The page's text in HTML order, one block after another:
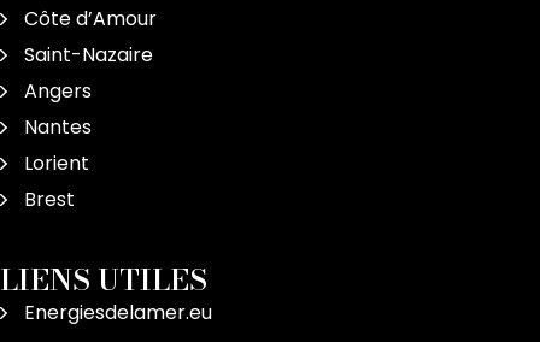
Côte d’Amour
Saint-Nazaire
Angers
Nantes
Lorient
Brest
LIENS UTILES
Energiesdelamer.eu